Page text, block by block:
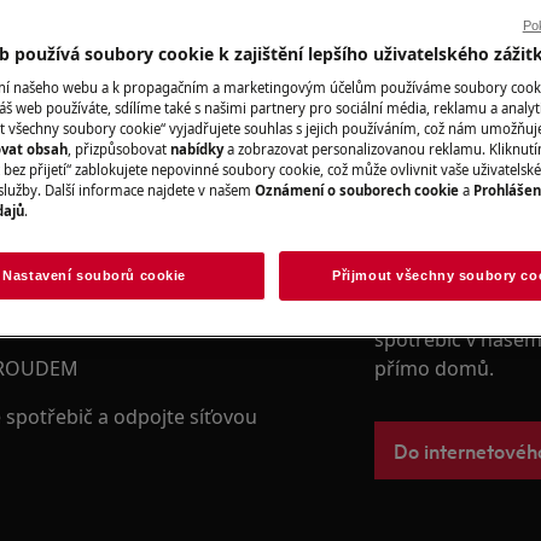
bezpečnostními informacemi
a odpojte síťovou
desky,
digestoře, trouby
Rezervujte
Náhradní díly a
Vyhledejte si
spotřebič v
přímo domů.
Do
používá soubory cookie k zajištění lepšího uživatelského
našeho webu a k propagačním a marketingovým účelům používáme soubory
web používáte, sdílíme také s našimi partnery pro sociální média, reklamu a
všechny soubory cookie“ vyjadřujete souhlas s jejich používáním, což nám
obsah, přizpůsobovat nabídkya zobrazovat personalizovanou reklamu.
bez přijetí“ zablokujete nepovinné soubory cookie, což může ovlivnit vaše
Další informace najdete v našem Oznámení o souborech cookie a
.
Nastavení souborů cookie Přijmout všechny soubory